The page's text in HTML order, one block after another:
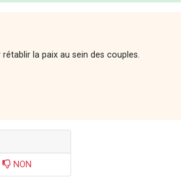
la paix au sein des couples.
NON